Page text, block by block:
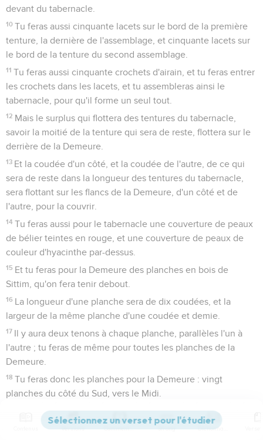
devant du tabernacle.
10 Tu feras aussi cinquante lacets sur le bord de la première
tenture, la dernière de l'assemblage, et cinquante lacets sur
le bord de la tenture du second assemblage.
11 Tu feras aussi cinquante crochets d'airain, et tu feras entrer
les crochets dans les lacets, et tu assembleras ainsi le
tabernacle, pour qu'il forme un seul tout.
12 Mais le surplus qui flottera des tentures du tabernacle,
savoir la moitié de la tenture qui sera de reste, flottera sur le
derrière de la Demeure.
13 Et la coudée d'un côté, et la coudée de l'autre, de ce qui
sera de reste dans la longueur des tentures du tabernacle,
sera flottant sur les flancs de la Demeure, d'un côté et de
l'autre, pour la couvrir.
14 Tu feras aussi pour le tabernacle une couverture de peaux
de bélier teintes en rouge, et une couverture de peaux de
couleur d'hyacinthe par-dessus.
15 Et tu feras pour la Demeure des planches en bois de
Sittim, qu'on fera tenir debout.
16 La longueur d'une planche sera de dix coudées, et la
largeur de la même planche d'une coudée et demie.
17 Il y aura deux tenons à chaque planche, parallèles l'un à
l'autre ; tu feras de même pour toutes les planches de la
Demeure.
18 Tu feras donc les planches pour la Demeure : vingt
planches du côté du Sud, vers le Midi.
Et sous les vingt planches tu feras quarante
soubassements d'argent : deux soubassements sous une
Versions Commentaires Strong